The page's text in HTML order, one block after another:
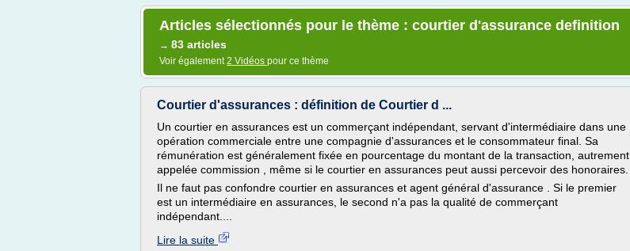
Articles sélectionnés pour le thème : courtier d'assurance definition
→ 83 articles
Voir également2 Vidéos pour ce thème
Courtier d'assurances : définition de Courtier d ...
Un courtier en assurances est un commerçant indépendant, servant d'intermédiaire dans une
opération commerciale entre une compagnie d'assurances et le consommateur final. Sa
rémunération est généralement fixée en pourcentage du montant de la transaction, autrement
appelée commission , même si le courtier en assurances peut aussi percevoir des honoraires.
Il ne faut pas confondre courtier en assurances et agent général d'assurance . Si le premier
est un intermédiaire en assurances, le second n'a pas la qualité de commerçant
indépendant....
Lire la suite